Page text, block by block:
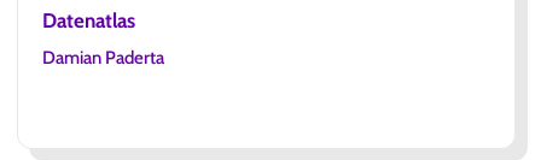
Datenatlas
Damian Paderta